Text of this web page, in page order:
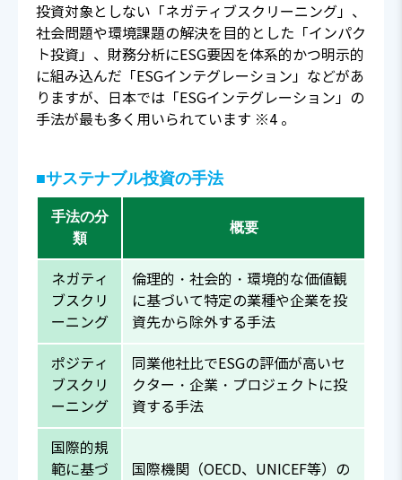
投資対象としない「ネガティブスクリーニング」、
社会問題や環境課題の解決を目的とした「インパク
ト投資」、財務分析にESG要因を体系的かつ明示的
に組み込んだ「ESGインテグレーション」などがあ
りますが、日本では「ESGインテグレーション」の
手法が最も多く用いられています ※4 。
■サステナブル投資の手法
手法の分
類
概要
ネガティ
ブスクリ
ーニング
倫理的・社会的・環境的な価値観
に基づいて特定の業種や企業を投
資先から除外する手法
ポジティ
ブスクリ
ーニング
同業他社比でESGの評価が高いセ
クター・企業・プロジェクトに投
資する手法
国際的規
範に基づ
国際機関（OECD、UNICEF等）の